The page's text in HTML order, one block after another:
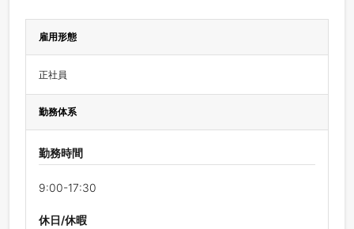
雇用形態
正社員
勤務体系
勤務時間
9:00-17:30
休日/休暇